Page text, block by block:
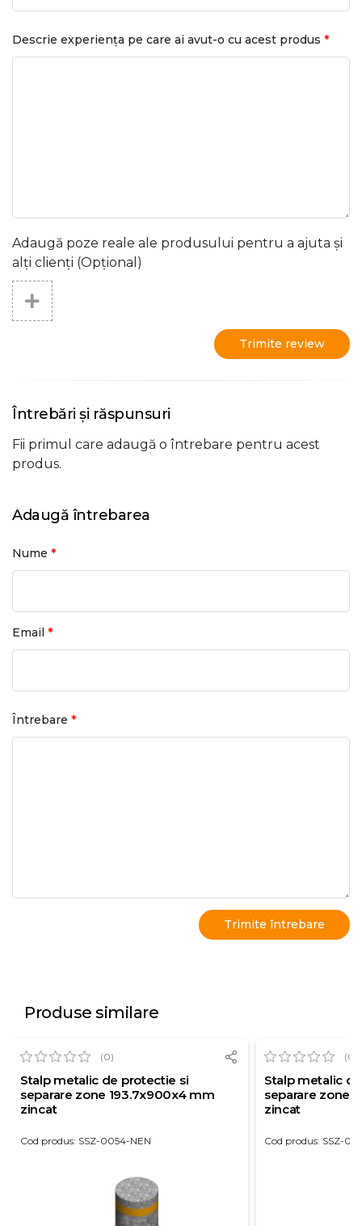
Descrie experiența pe care ai avut-o cu acest produs *
Adaugă poze reale ale produsului pentru a ajuta și
alți clienți (Opțional)
Trimite review
Întrebări și răspunsuri
Fii primul care adaugă o întrebare pentru acest
produs.
Adaugă întrebarea
Nume *
Email *
Întrebare *
Produse similare
(0)
Stalp metalic de protectie si
separare zone 193.7x900x4 mm
zincat
Cod produs: SSZ-0054-NEN
(0)
Stalp metalic
separare zone
zincat
Cod produs: SSZ-